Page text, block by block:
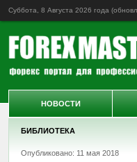
Суббота, 8 Августа 2026 года
БИБЛИОТЕКА
Опубликовано: 11 мая 2018
НОВОСТИ